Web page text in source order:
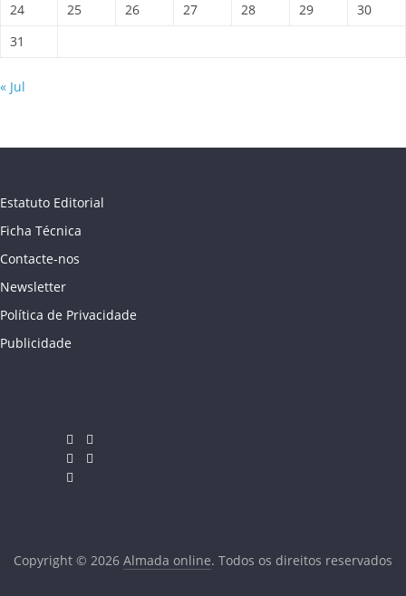
24
25 26 27 28 29
30
31
« Jul
Estatuto Editorial
Ficha Técnica
Contacte-nos
Newsletter
Política de Privacidade
Publicidade
Copyright © 2026 Almada online. Todos os direitos reservados